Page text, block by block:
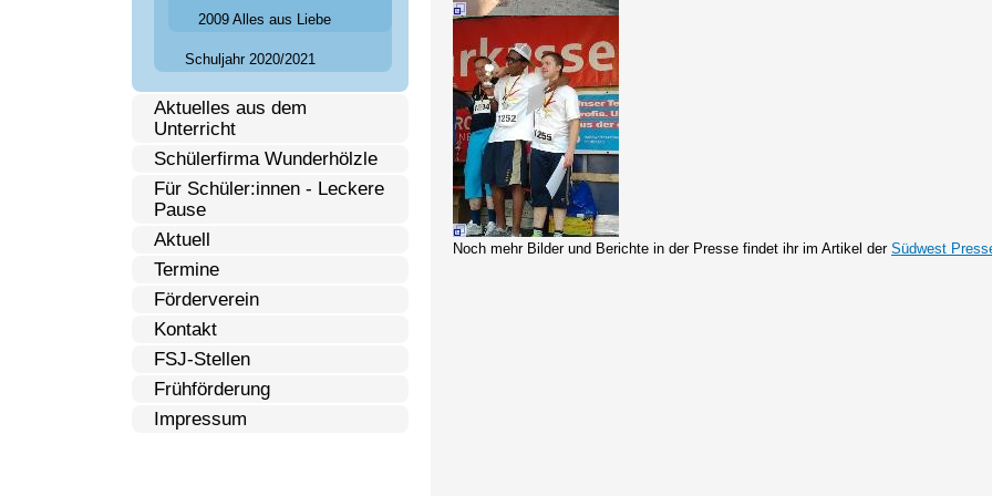
2009 Alles aus Liebe
Schuljahr 2020/2021
Aktuelles aus dem
Unterricht
Schülerfirma Wunderhölzle
Für Schüler:innen - Leckere
Pause
Aktuell
Termine
Förderverein
Kontakt
FSJ-Stellen
Frühförderung
Impressum
Noch mehr Bilder und Berichte in der Presse findet ihr im Artikel der Südwest